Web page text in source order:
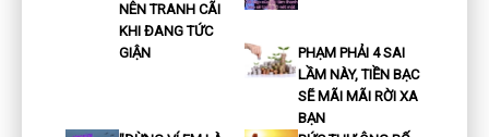
NÊN TRANH CÃI
KHI ĐANG TỨC
GIẬN
PHẠM PHẢI 4 SAI
LẦM NÀY, TIỀN BẠC
SẼ MÃI MÃI RỜI XA
BẠN